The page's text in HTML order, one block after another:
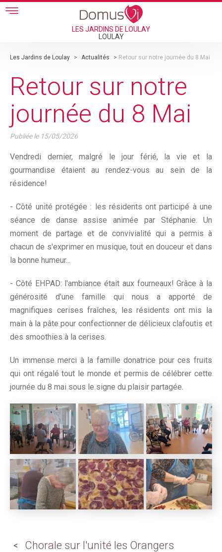
Skip to main content
LES JARDINS DE LOULAY
LOULAY
Les Jardins de Loulay > Actualités > Retour sur notre journée du 8 Mai
Retour sur notre
journée du 8 Mai
Publiée le 15/05/2026
Vendredi dernier, malgré le jour férié, la vie et la
gourmandise étaient au rendez-vous au sein de la
résidence!
- Côté unité protégée : les résidents ont participé à une
séance de danse assise animée par Stéphanie. Un
moment de partage et de convivialité qui a permis à
chacun de s'exprimer en musique, tout en douceur et dans
la bonne humeur...
- Côté EHPAD: l'ambiance était aux fourneaux! Grâce à la
générosité d'une famille qui nous a apporté de
magnifiques cerises fraîches, les résidents ont mis la
main à la pâte pour confectionner de délicieux clafoutis et
des smoothies à la cerises.
Un immense merci à la famille donatrice pour ces fruits
qui ont régalé tout le monde et permis de célébrer cette
journée du 8 mai sous le signe du plaisir partagée.
Chorale sur l'unité les Orangers